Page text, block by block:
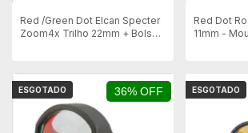
Red /Green Dot Elcan Specter
Zoom4x Trilho 22mm + Bolsa -
Red Dot
11mm -
36% OFF
ESGOTADO ESGOTADO